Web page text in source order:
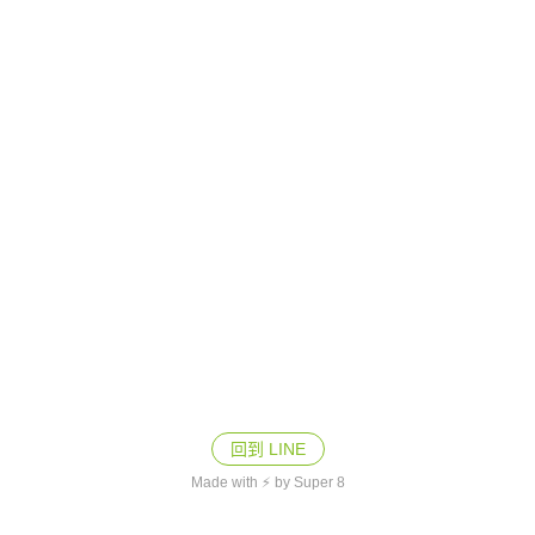
回到 LINE
Made with ⚡ by Super 8